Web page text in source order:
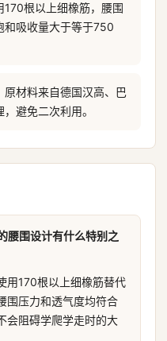
170根以上细橡筋，腰围
和吸收量大于等于750
原材料来自德国汉高、巴
避免二次利用。
腰围设计有什么特别之
用170根以上细橡筋替代
围压力和透气度均符合
会阻碍学爬学走时的大